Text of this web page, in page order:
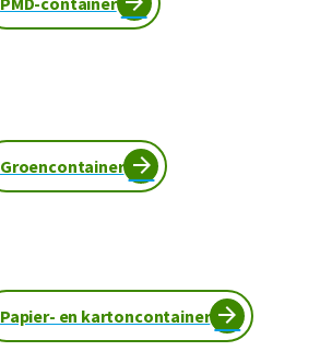
Groencontainer
Papier- en kartoncontainer